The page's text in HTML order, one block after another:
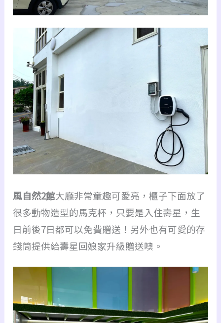
風自然2館大廳非常童趣可愛亮，櫃子下面放了
很多動物造型的馬克杯，只要是入住壽星，生
日前後7日都可以免費贈送！另外也有可愛的存
錢筒提供給壽星回娘家升級贈送噢。